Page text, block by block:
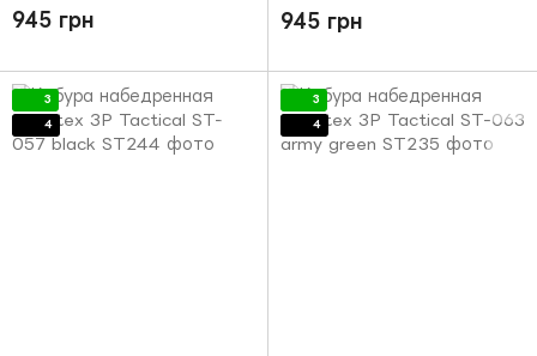
camouflage
945 грн
camouflage
945 грн
3
4
3
4